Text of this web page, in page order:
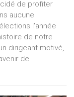
de profiter
aucune
l'année
de notre
dirigeant motivé,
de